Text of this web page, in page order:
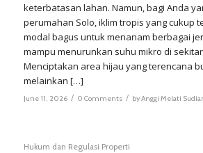
keterbatasan lahan. Namun, bagi Anda
perumahan Solo, iklim tropis yang cukup
modal bagus untuk menanam berbagai
mampu menurunkan suhu mikro di
Menciptakan area hijau yang terencana
melainkan […]
June 11, 2026 / 0 Comments / byAnggi Melati
Hukum dan Regulasi Properti